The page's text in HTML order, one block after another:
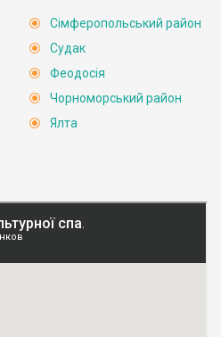
Сімферопольський район
Судак
Феодосія
Чорноморський район
Ялта